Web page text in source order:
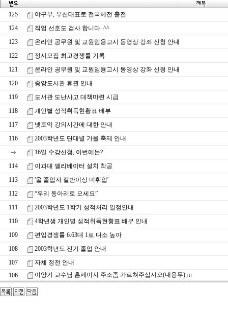
125
야구부, 부산대표로 전국체전 출전
124
직업 선호도 검사 합니다. ^^
123
온라인 공무원 및 교원임용고시 동영상 강좌 신청 안내
122
정시모집 최고경쟁률 기록
121
온라인 공무원 및 교원임용고시 동영상 강좌 신청 안내
120
중앙도서관 휴관 안내
119
도서관 도난사고 대책마련 시급
118
개인별 성적취득현황표 배부
117
넷토익 강의시간에 대한 안내
116
2003학년도 단대별 가을 축제 안내
16일 수강신청, 이번에는?
114
이과대 엘리베이터 설치 착공
113
'올 졸업자 절반이상 미취업'
112
“우리 동아리로 오세요”
111
2003학년도 1학기 성적처리 일정안내
110
4학년생 개인별 성적취득현황표 배부 안내
109
편입경쟁률 6.63대 1로 다소 높아
108
2003학년도 전기 졸업 안내
107
자체 정전 안내
106
이양기 교수님 홈페이지 주소좀 가르쳐주십시오(내용무) [1]